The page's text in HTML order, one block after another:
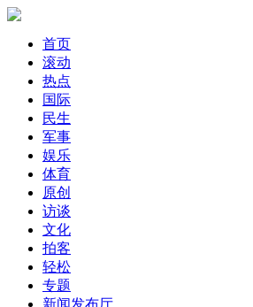
首页
滚动
热点
国际
民生
军事
娱乐
体育
原创
访谈
文化
拍客
轻松
专题
新闻发布厅